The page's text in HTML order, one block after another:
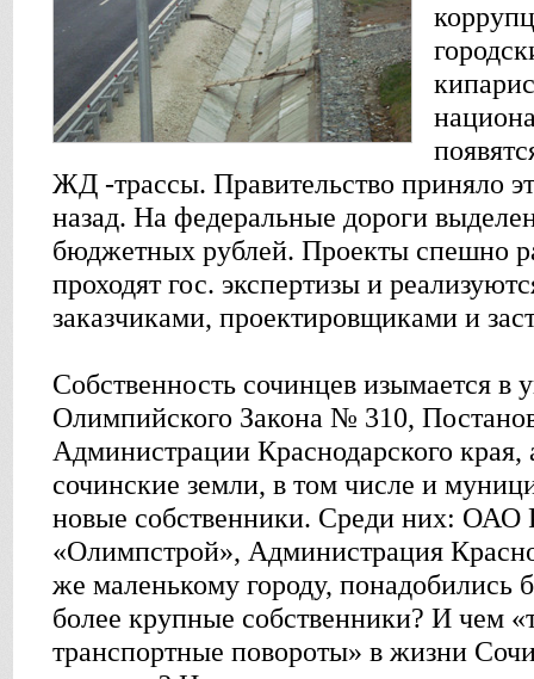
ЖД -трассы. Правительство приняло
назад. На федеральные дороги
бюджетных рублей. Проекты спешно
проходят гос. экспертизы и
заказчиками, проектировщиками и
Собственность сочинцев изымается в
Олимпийского Закона № 310,
Администрации Краснодарского края,
сочинские земли, в том числе и
новые собственники. Среди них:
«Олимпстрой», Администрация
же маленькому городу, понадобились
более крупные собственники? И чем
транспортные повороты» в жизни